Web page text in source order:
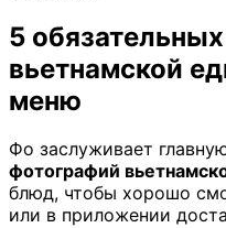
5
вьетнамской
меню
Фо заслуживает
фотографий
блюд, чтобы хорошо
или в приложении